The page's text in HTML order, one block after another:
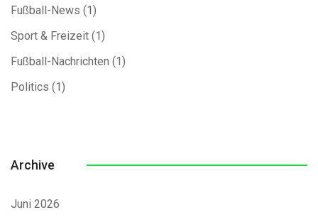
Fußball-News (1)
Sport & Freizeit (1)
Fußball-Nachrichten (1)
Politics (1)
Archive
Juni 2026